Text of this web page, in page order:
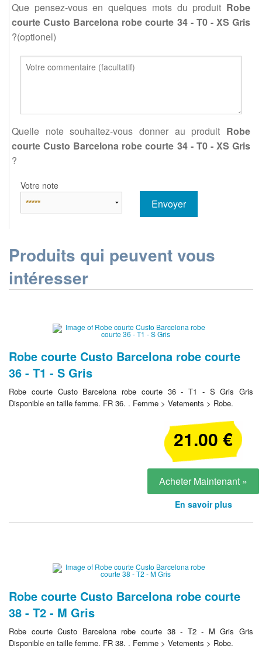
Que pensez-vous en quelques mots du produit Robe
courte Custo Barcelona robe courte 34 - T0 - XS Gris
?(optionel)
Quelle note souhaitez-vous donner au produit Robe
courte Custo Barcelona robe courte 34 - T0 - XS Gris
?
Votre note
Envoyer
Produits qui peuvent vous
intéresser
Robe courte Custo Barcelona robe courte
36 - T1 - S Gris
Robe courte Custo Barcelona robe courte 36 - T1 - S Gris Gris
Disponible en taille femme. FR 36. . Femme > Vetements > Robe.
21.00 €
Acheter Maintenant »
En savoir plus
Robe courte Custo Barcelona robe courte
38 - T2 - M Gris
Robe courte Custo Barcelona robe courte 38 - T2 - M Gris Gris
Disponible en taille femme. FR 38. . Femme > Vetements > Robe.